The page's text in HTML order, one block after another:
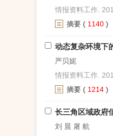
情报资料工作.
摘要 ( 1140 )
动态复杂环境下
严贝妮
情报资料工作.
摘要 ( 1214 )
长三角区域政府
刘 晨 屠 航